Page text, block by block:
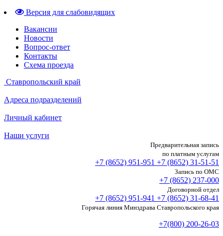
Версия для слабовидящих
Вакансии
Новости
Вопрос-ответ
Контакты
Схема проезда
Ставропольский край
Адреса подразделений
Личный кабинет
Наши услуги
Предварительная запись
по платным услугам
+7 (8652) 951-951 +7 (8652) 31-51-51
Запись по ОМС
+7 (8652) 237-000
Договорной отдел
+7 (8652) 951-941 +7 (8652) 31-68-41
Горячая линия Минздрава Ставропольского края
+7(800) 200-26-03